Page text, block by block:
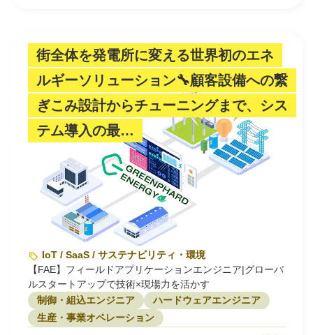
街全体を発電所に変える世界初のエネ
ルギーソリューション🔧顧客設備への繋
ぎこみ設計からチューニングまで、シス
テム導入の最…
IoT / SaaS / サステナビリティ・環境
【FAE】フィールドアプリケーションエンジニア|グローバ
ルスタートアップで技術×現場力を活かす
制御・組込エンジニア
ハードウェアエンジニア
生産・事業オペレーション